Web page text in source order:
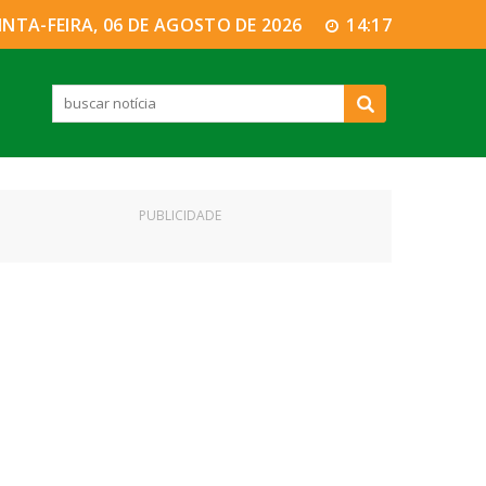
FEIRA, 06 DE AGOSTO DE 2026 14:17
PUBLICIDADE